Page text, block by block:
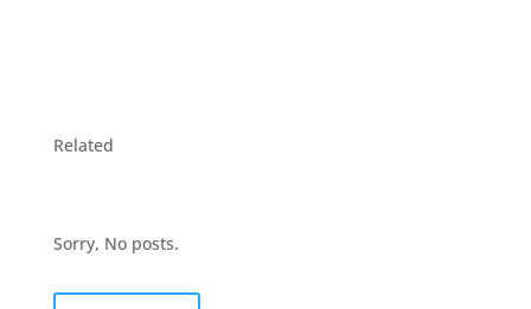
Related
Sorry, No posts.